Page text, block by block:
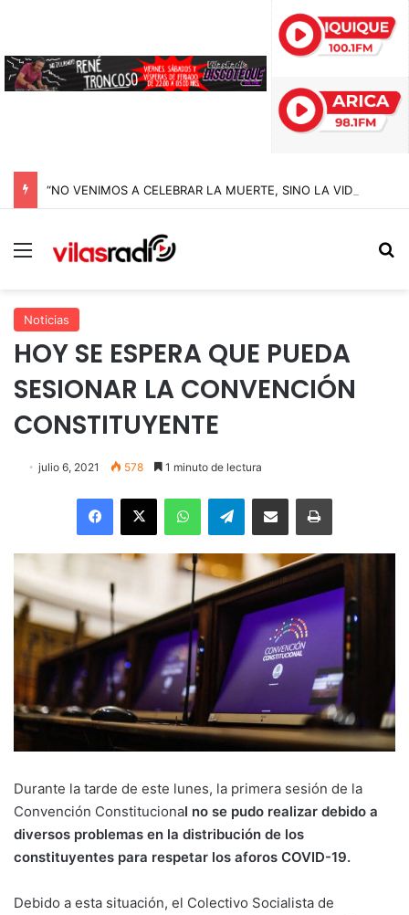
Menú
Noticias
HOY SE ESPERA QUE PUEDA
SESIONAR LA CONVENCIÓN
CONSTITUYENTE
julio 6, 2021 578 1 minuto de lectura
Facebook
X WhatsAppTelegramEnviar vía email Imprimir
Durante la tarde de este lunes, la primera sesión de la
Convención Constitucional no se pudo realizar debido a
diversos problemas en la distribución de los
constituyentes para respetar los aforos COVID-19.
Debido a esta situación, el Colectivo Socialista de